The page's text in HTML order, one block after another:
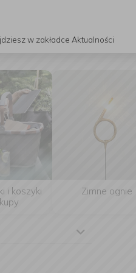
i koszyki
Zimne ognie
w zakładce Aktualności